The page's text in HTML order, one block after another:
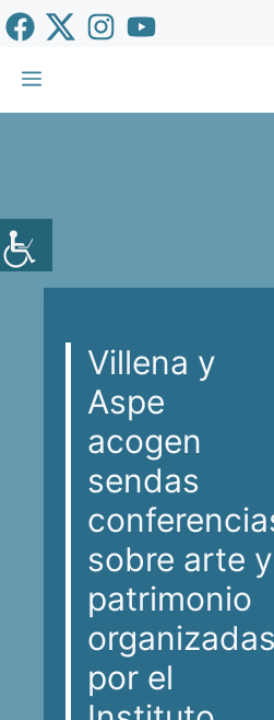
Saltar
al
contenido
Menú
Villena y
Aspe
acogen
sendas
sobre arte y
patrimonio
organizadas
por el